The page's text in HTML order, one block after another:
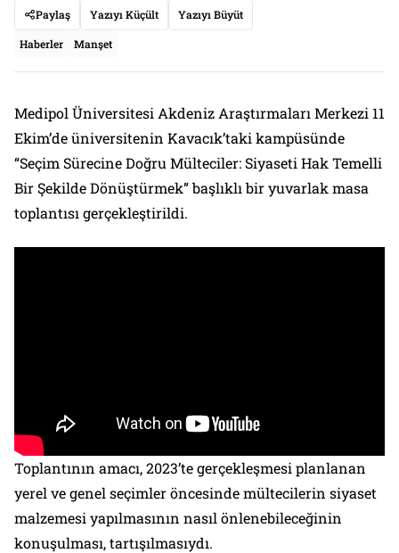
Paylaş
Yazıyı Küçült Yazıyı Büyüt
Haberler Manşet
Medipol Üniversitesi Akdeniz Araştırmaları Merkezi 11
Ekim’de üniversitenin Kavacık’taki kampüsünde
“Seçim Sürecine Doğru Mülteciler: Siyaseti Hak Temelli
Bir Şekilde Dönüştürmek” başlıklı bir yuvarlak masa
toplantısı gerçekleştirildi.
Toplantının amacı, 2023’te gerçekleşmesi planlanan
yerel ve genel seçimler öncesinde mültecilerin siyaset
malzemesi yapılmasının nasıl önlenebileceğinin
konuşulması, tartışılmasıydı.